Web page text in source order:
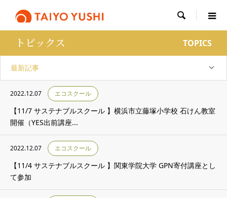

トピックス TOPICS
最新記事
2022.12.07 エコスクール
【11/7 サステナブルスクール 】横浜市立藤塚小学校 石けん教室
開催（YES出前講座...
2022.12.07 エコスクール
【11/4 サステナブルスクール 】関東学院大学 GPN寄付講座とし
て参加